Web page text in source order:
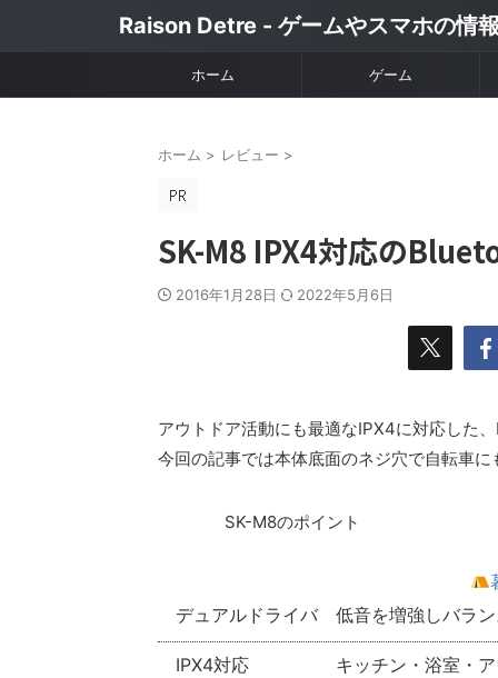
Raison Detre - ゲームやスマホの情
ホーム ゲーム
ホーム > レビュー >
SK-M8 IPX4対応の
2016年1月28日 2022年5月6日
アウトドア活動にも最適なIPX4に対応した
今回の記事では本体底面のネジ穴で自転車
SK-M8のポイント
デュアルドライバ
低音を増強しバラ
IPX4対応 キッチン・浴室・